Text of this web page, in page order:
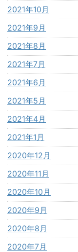
2021年10月
2021年9月
2021年8月
2021年7月
2021年6月
2021年5月
2021年4月
2021年1月
2020年12月
2020年11月
2020年10月
2020年9月
2020年8月
2020年7月